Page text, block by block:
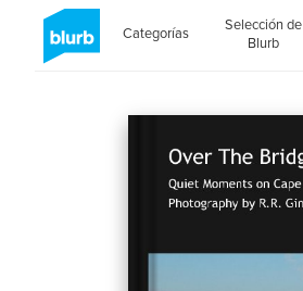
Categorías
Selección de
Blurb